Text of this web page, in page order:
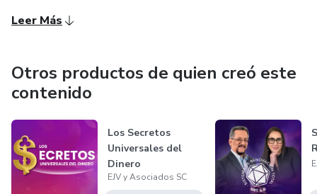
Leer Más
Otros productos de quien creó este
contenido
Los Secretos
Universales del
Dinero
EJV y Asociados SC